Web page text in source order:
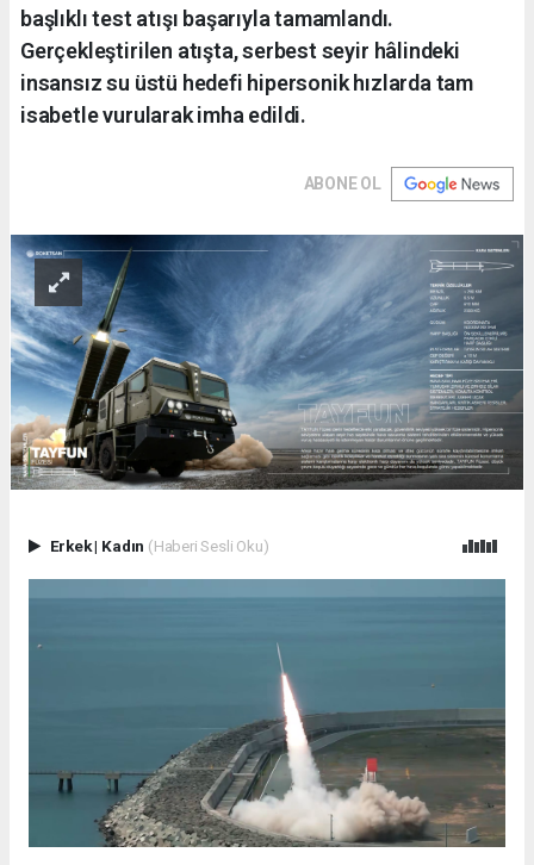
başlıklı test atışı başarıyla tamamlandı.
Gerçekleştirilen atışta, serbest seyir hâlindeki
insansız su üstü hedefi hipersonik hızlarda tam
isabetle vurularak imha edildi.
ABONE OL
Erkek| Kadın (Haberi Sesli Oku)